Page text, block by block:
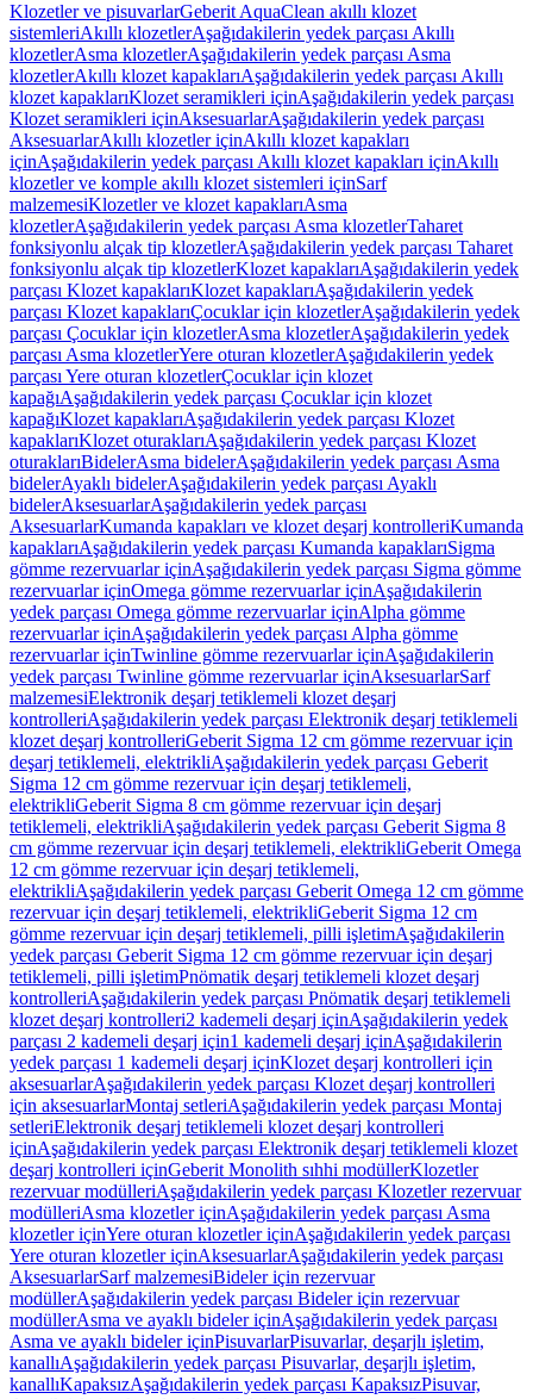
Klozetler ve pisuvarlarGeberit AquaClean akıllı klozet
sistemleriAkıllı klozetlerAşağıdakilerin yedek parçası Akıllı
klozetlerAsma klozetlerAşağıdakilerin yedek parçası Asma
klozetlerAkıllı klozet kapaklarıAşağıdakilerin yedek parçası Akıllı
klozet kapaklarıKlozet seramikleri içinAşağıdakilerin yedek parçası
Klozet seramikleri içinAksesuarlarAşağıdakilerin yedek parçası
AksesuarlarAkıllı klozetler içinAkıllı klozet kapakları
içinAşağıdakilerin yedek parçası Akıllı klozet kapakları içinAkıllı
klozetler ve komple akıllı klozet sistemleri içinSarf
malzemesiKlozetler ve klozet kapaklarıAsma
klozetlerAşağıdakilerin yedek parçası Asma klozetlerTaharet
fonksiyonlu alçak tip klozetlerAşağıdakilerin yedek parçası Taharet
fonksiyonlu alçak tip klozetlerKlozet kapaklarıAşağıdakilerin yedek
parçası Klozet kapaklarıKlozet kapaklarıAşağıdakilerin yedek
parçası Klozet kapaklarıÇocuklar için klozetlerAşağıdakilerin yedek
parçası Çocuklar için klozetlerAsma klozetlerAşağıdakilerin yedek
parçası Asma klozetlerYere oturan klozetlerAşağıdakilerin yedek
parçası Yere oturan klozetlerÇocuklar için klozet
kapağıAşağıdakilerin yedek parçası Çocuklar için klozet
kapağıKlozet kapaklarıAşağıdakilerin yedek parçası Klozet
kapaklarıKlozet oturaklarıAşağıdakilerin yedek parçası Klozet
oturaklarıBidelerAsma bidelerAşağıdakilerin yedek parçası Asma
bidelerAyaklı bidelerAşağıdakilerin yedek parçası Ayaklı
bidelerAksesuarlarAşağıdakilerin yedek parçası
AksesuarlarKumanda kapakları ve klozet deşarj kontrolleriKumanda
kapaklarıAşağıdakilerin yedek parçası Kumanda kapaklarıSigma
gömme rezervuarlar içinAşağıdakilerin yedek parçası Sigma gömme
rezervuarlar içinOmega gömme rezervuarlar içinAşağıdakilerin
yedek parçası Omega gömme rezervuarlar içinAlpha gömme
rezervuarlar içinAşağıdakilerin yedek parçası Alpha gömme
rezervuarlar içinTwinline gömme rezervuarlar içinAşağıdakilerin
yedek parçası Twinline gömme rezervuarlar içinAksesuarlarSarf
malzemesiElektronik deşarj tetiklemeli klozet deşarj
kontrolleriAşağıdakilerin yedek parçası Elektronik deşarj tetiklemeli
klozet deşarj kontrolleriGeberit Sigma 12 cm gömme rezervuar için
deşarj tetiklemeli, elektrikliAşağıdakilerin yedek parçası Geberit
Sigma 12 cm gömme rezervuar için deşarj tetiklemeli,
elektrikliGeberit Sigma 8 cm gömme rezervuar için deşarj
tetiklemeli, elektrikliAşağıdakilerin yedek parçası Geberit Sigma 8
cm gömme rezervuar için deşarj tetiklemeli, elektrikliGeberit Omega
12 cm gömme rezervuar için deşarj tetiklemeli,
elektrikliAşağıdakilerin yedek parçası Geberit Omega 12 cm gömme
rezervuar için deşarj tetiklemeli, elektrikliGeberit Sigma 12 cm
gömme rezervuar için deşarj tetiklemeli, pilli işletimAşağıdakilerin
yedek parçası Geberit Sigma 12 cm gömme rezervuar için deşarj
tetiklemeli, pilli işletimPnömatik deşarj tetiklemeli klozet deşarj
kontrolleriAşağıdakilerin yedek parçası Pnömatik deşarj tetiklemeli
klozet deşarj kontrolleri2 kademeli deşarj içinAşağıdakilerin yedek
parçası 2 kademeli deşarj için1 kademeli deşarj içinAşağıdakilerin
yedek parçası 1 kademeli deşarj içinKlozet deşarj kontrolleri için
aksesuarlarAşağıdakilerin yedek parçası Klozet deşarj kontrolleri
için aksesuarlarMontaj setleriAşağıdakilerin yedek parçası Montaj
setleriElektronik deşarj tetiklemeli klozet deşarj kontrolleri
içinAşağıdakilerin yedek parçası Elektronik deşarj tetiklemeli klozet
deşarj kontrolleri içinGeberit Monolith sıhhi modüllerKlozetler
rezervuar modülleriAşağıdakilerin yedek parçası Klozetler rezervuar
modülleriAsma klozetler içinAşağıdakilerin yedek parçası Asma
klozetler içinYere oturan klozetler içinAşağıdakilerin yedek parçası
Yere oturan klozetler içinAksesuarlarAşağıdakilerin yedek parçası
AksesuarlarSarf malzemesiBideler için rezervuar
modüllerAşağıdakilerin yedek parçası Bideler için rezervuar
modüllerAsma ve ayaklı bideler içinAşağıdakilerin yedek parçası
Asma ve ayaklı bideler içinPisuvarlarPisuvarlar, deşarjlı işletim,
kanallıAşağıdakilerin yedek parçası Pisuvarlar, deşarjlı işletim,
kanallıKapaksızAşağıdakilerin yedek parçası KapaksızPisuvar,